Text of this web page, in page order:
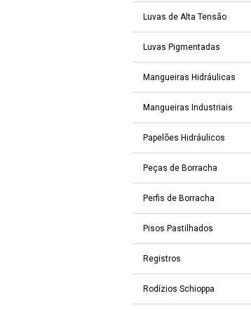
Luvas de Alta Tensão
Luvas Pigmentadas
Mangueiras Hidráulicas
Mangueiras Industriais
Papelões Hidráulicos
Peças de Borracha
Perfis de Borracha
Pisos Pastilhados
Registros
Rodízios Schioppa